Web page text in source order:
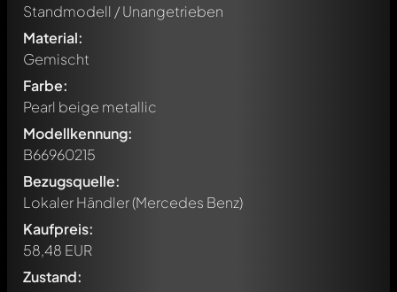
Standmodell / Unangetrieben
Material:
Gemischt
Farbe:
Pearl beige metallic
Modellkennung:
B66960215
Bezugsquelle:
Lokaler Händler (Mercedes Benz)
Kaufpreis:
58,48 EUR
Zustand: